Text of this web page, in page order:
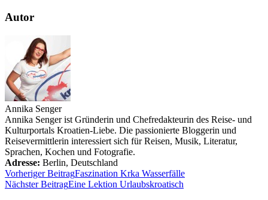
Autor
Annika Senger
Annika Senger ist Gründerin und Chefredakteurin des Reise- und
Kulturportals Kroatien-Liebe. Die passionierte Bloggerin und
Reisevermittlerin interessiert sich für Reisen, Musik, Literatur,
Sprachen, Kochen und Fotografie.
Adresse: Berlin, Deutschland
Vorheriger BeitragFaszination Krka Wasserfälle
Nächster BeitragEine Lektion Urlaubskroatisch